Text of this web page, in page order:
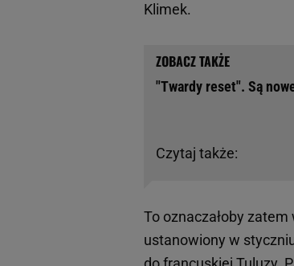
Klimek.
Czytaj także:
"Twardy reset". Są
To oznaczałoby
ustanowiony w